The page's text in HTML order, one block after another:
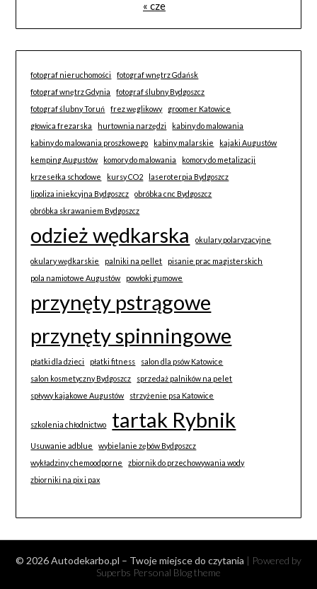
« cze
fotograf nieruchomości
fotograf wnętrz Gdańsk
fotograf wnętrz Gdynia
fotograf ślubny Bydgoszcz
fotograf ślubny Toruń
frez węglikowy
groomer Katowice
głowica frezarska
hurtownia narzędzi
kabiny do malowania
kabiny do malowania proszkowego
kabiny malarskie
kajaki Augustów
kemping Augustów
komory do malowania
komory do metalizacji
krzesełka schodowe
kursy CO2
laseroterpia Bydgoszcz
lipoliza iniekcyjna Bydgoszcz
obróbka cnc Bydgoszcz
obróbka skrawaniem Bydgoszcz
odzież wędkarska okulary polaryzacyjne
okulary wędkarskie palniki na pellet
pisanie prac magisterskich
pola namiotowe Augustów
powłoki gumowe
przynęty pstrągowe
przynęty spinningowe
płatki dla dzieci płatki fitness
salon dla psów Katowice
salon kosmetyczny Bydgoszcz
sprzedaż palników na pelet
spływy kajakowe Augustów
strzyżenie psa Katowice
szkolenia chłodnictwo tartak Rybnik
Usuwanie adblue
wybielanie zębów Bydgoszcz
wykładziny chemoodporne
zbiornik do przechowywania wody
zbiorniki na pix i pax
© 2026 Autodekarbo.pl – Twoje miejsce do czytania | Powered by
Superbs Personal Blog theme